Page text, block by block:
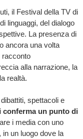
il Festival della TV di
linguaggi, del dialogo
La presenza di
ancora una volta
racconto
alla narrazione, la
realtà.
spettacoli e
conferma un punto di
i media con uno
un luogo dove la